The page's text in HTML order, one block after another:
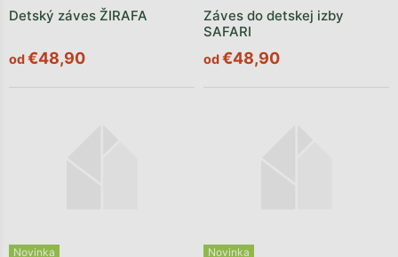
Detský záves ŽIRAFA
od€48,90
Záves do detskej izby
SAFARI
od€48,90
Novinka Novinka